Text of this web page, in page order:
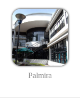
Palmira